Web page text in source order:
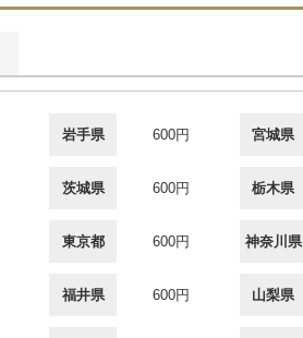
岩手県 600円 宮城県
茨城県 600円 栃木県
東京都 600円 神奈川県
福井県 600円 山梨県